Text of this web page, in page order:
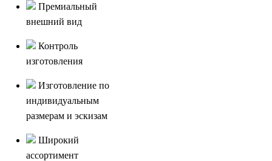
Премиальный
внешний вид
Контроль
изготовления
Изготовление по
индивидуальным
размерам и эскизам
Широкий
ассортимент